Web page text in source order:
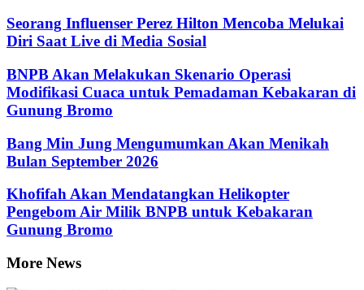
Seorang Influenser Perez Hilton Mencoba Melukai
Diri Saat Live di Media Sosial
BNPB Akan Melakukan Skenario Operasi
Modifikasi Cuaca untuk Pemadaman Kebakaran di
Gunung Bromo
Bang Min Jung Mengumumkan Akan Menikah
Bulan September 2026
Khofifah Akan Mendatangkan Helikopter
Pengebom Air Milik BNPB untuk Kebakaran
Gunung Bromo
More News